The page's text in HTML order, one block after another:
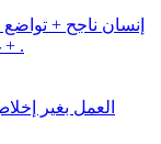
إنسان ناجح +
+ غرور و حب شهرة = خسارة في الدنيا و الآخرة .
العمل بغير